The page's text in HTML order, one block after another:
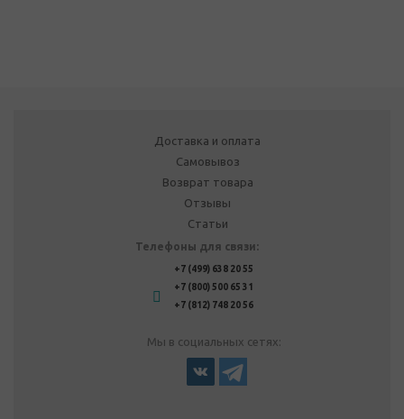
Доставка и оплата
Самовывоз
Возврат товара
Отзывы
Статьи
Телефоны для связи:
+7 (499) 638 20 55
+7 (800) 500 65 31
+7 (812) 748 20 56
Мы в социальных сетях: